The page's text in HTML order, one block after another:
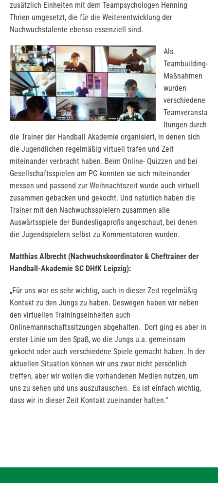
zusätzlich Einheiten mit dem Teampsychologen Henning
Thrien umgesetzt, die für die Weiterentwicklung der
Nachwuchstalente ebenso essenziell sind.
Als
Teambuilding-
Maßnahmen
wurden
verschiedene
Teamveransta
ltungen durch
die Trainer der Handball Akademie organisiert, in denen sich
die Jugendlichen regelmäßig virtuell trafen und Zeit
miteinander verbracht haben. Beim Online- Quizzen und bei
Gesellschaftsspielen am PC konnten sie sich miteinander
messen und passend zur Weihnachtszeit wurde auch virtuell
zusammen gebacken und gekocht. Und natürlich haben die
Trainer mit den Nachwuchsspielern zusammen alle
Auswärtsspiele der Bundesligaprofis angeschaut, bei denen
die Jugendspielern selbst zu Kommentatoren wurden.
Matthias Albrecht (Nachwuchskoordinator & Cheftrainer der
Handball-Akademie SC DHfK Leipzig):
„Für uns war es sehr wichtig, auch in dieser Zeit regelmäßig
Kontakt zu den Jungs zu haben. Deswegen haben wir neben
den virtuellen Trainingseinheiten auch
Onlinemannschaftssitzungen abgehalten. Dort ging es aber in
erster Linie um den Spaß, wo die Jungs u.a. gemeinsam
gekocht oder auch verschiedene Spiele gemacht haben. In der
aktuellen Situation können wir uns zwar nicht persönlich
treffen, aber wir wollen die vorhandenen Medien nutzen, um
uns zu sehen und uns auszutauschen. Es ist einfach wichtig,
dass wir in dieser Zeit Kontakt zueinander halten.“